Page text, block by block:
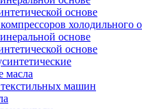
основе
холодильного
основе
основе
масла
машин